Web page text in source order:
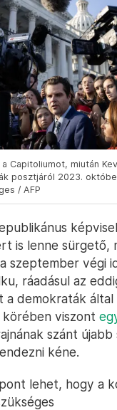
Capitoliumot, miután
posztjáról 2023.
/ AFP
is lenne sürgető,
szeptember végi
ráadásul az
a demokraták
viszont
szánt
kéne.
lehet, hogy a